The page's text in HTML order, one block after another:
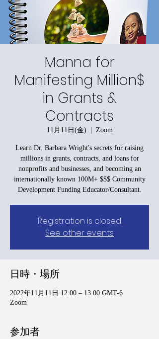
Manna for
Manifesting Million$
in Grants &
Contracts
11月11日(金)
  |
Zoom
Learn Dr. Barbara Wright's secrets for raising
millions in grants, contracts, and loans for
nonprofits and businesses, and becoming an
internationally known 100M+ $$$ Community
Development Funding Educator/Consultant.
Registration is closed
See other events
日時・場所
2022年11月11日 12:00 – 13:00 GMT-6
Zoom
参加者